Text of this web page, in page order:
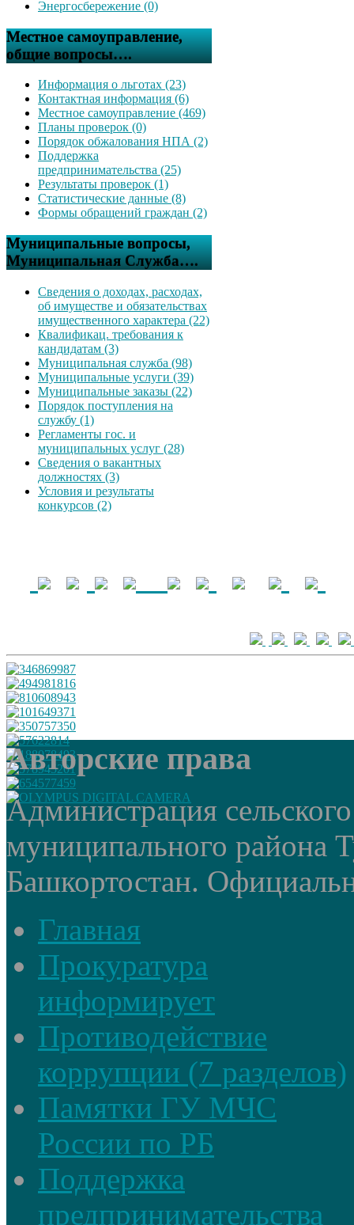
Энергосбережение (0)
Местное самоуправление,
общие вопросы….
Информация о льготах (23)
Контактная информация (6)
Местное самоуправление (469)
Планы проверок (0)
Порядок обжалования НПА (2)
Поддержка
предпринимательства (25)
Результаты проверок (1)
Статистические данные (8)
Формы обращений граждан (2)
Муниципальные вопросы,
Муниципальная Служба….
Сведения о доходах, расходах,
об имуществе и обязательствах
имущественного характера (22)
Квалификац. требования к
кандидатам (3)
Муниципальная служба (98)
Муниципальные услуги (39)
Муниципальные заказы (22)
Порядок поступления на
службу (1)
Регламенты гос. и
муниципальных услуг (28)
Сведения о вакантных
должностях (3)
Условия и результаты
конкурсов (2)
Авторские права
Администрация
муниципального района
Башкортостан.
Главная
Прокуратура
информирует
Противодействие
коррупции (7 разделов)
Памятки ГУ МЧС
России по РБ
Поддержка
предпринимательства